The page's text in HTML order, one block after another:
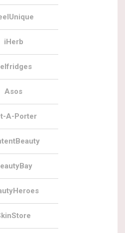
iHerb
Asos
A-Porter